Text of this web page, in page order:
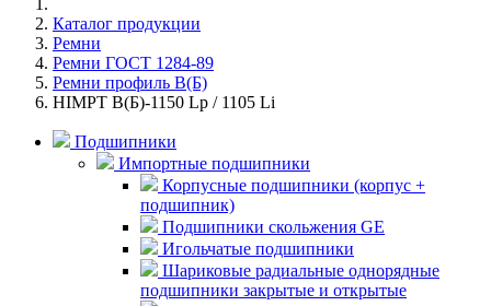
Каталог продукции
Ремни
Ремни ГОСТ 1284-89
Ремни профиль В(Б)
HIMPT В(Б)-1150 Lp / 1105 Li
Подшипники
Импортные подшипники
Корпусные подшипники (корпус +
подшипник)
Подшипники скольжения GE
Игольчатые подшипники
Шариковые радиальные однорядные
подшипники закрытые и открытые